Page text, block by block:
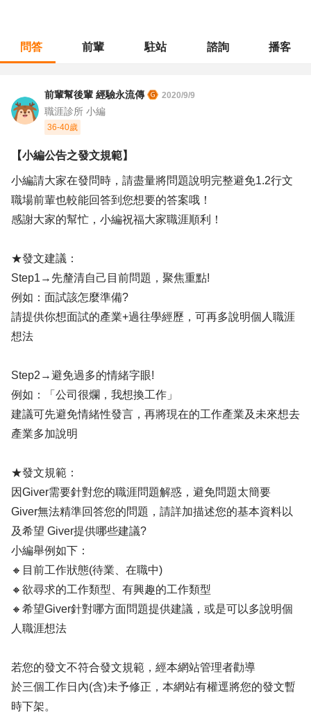
問答 前輩 駐站 諮詢 播客
前輩幫後輩 經驗永流傳 2020/9/9
職涯診所 小編
36-40歲
【小編公告之發文規範】
小編請大家在發問時，請盡量將問題說明完整避免1.2行文
職場前輩也較能回答到您想要的答案哦！
感謝大家的幫忙，小編祝福大家職涯順利！
★發文建議：
Step1→先釐清自己目前問題，聚焦重點!
例如：面試該怎麼準備?
請提供你想面試的產業+過往學經歷，可再多說明個人職涯
想法
Step2→避免過多的情緒字眼!
例如：「公司很爛，我想換工作」
建議可先避免情緒性發言，再將現在的工作產業及未來想去
產業多加說明
★發文規範：
因Giver需要針對您的職涯問題解惑，避免問題太簡要
Giver無法精準回答您的問題，請詳加描述您的基本資料以
及希望 Giver提供哪些建議?
小編舉例如下：
🔸目前工作狀態(待業、在職中)
🔸欲尋求的工作類型、有興趣的工作類型
🔸希望Giver針對哪方面問題提供建議，或是可以多說明個
人職涯想法
若您的發文不符合發文規範，經本網站管理者勸導
於三個工作日內(含)未予修正，本網站有權逕將您的發文暫
時下架。